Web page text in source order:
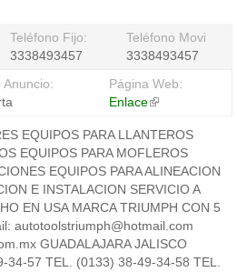
Teléfono Fijo:
3338493457
Teléfono Movil:
3338493457
Anuncio:
Página Web:
Enlace(link
external)
EQUIPOS PARA LLANTEROS
EQUIPOS PARA MOFLEROS
EQUIPOS PARA ALINEACION
E INSTALACION SERVICIO A
EN USA MARCA TRIUMPH CON 5
autotoolstriumph@hotmail.com
GUADALAJARA JALISCO
34-57 TEL. (0133) 38-49-34-58 TEL.